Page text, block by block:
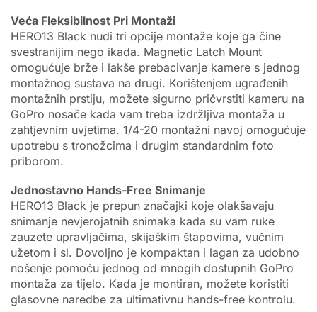
Veća Fleksibilnost Pri Montaži
HERO13 Black nudi tri opcije montaže koje ga čine
svestranijim nego ikada. Magnetic Latch Mount
omogućuje brže i lakše prebacivanje kamere s jednog
montažnog sustava na drugi. Korištenjem ugrađenih
montažnih prstiju, možete sigurno pričvrstiti kameru na
GoPro nosače kada vam treba izdržljiva montaža u
zahtjevnim uvjetima. 1/4-20 montažni navoj omogućuje
upotrebu s tronožcima i drugim standardnim foto
priborom.
Jednostavno Hands-Free Snimanje
HERO13 Black je prepun značajki koje olakšavaju
snimanje nevjerojatnih snimaka kada su vam ruke
zauzete upravljačima, skijaškim štapovima, vučnim
užetom i sl. Dovoljno je kompaktan i lagan za udobno
nošenje pomoću jednog od mnogih dostupnih GoPro
montaža za tijelo. Kada je montiran, možete koristiti
glasovne naredbe za ultimativnu hands-free kontrolu.